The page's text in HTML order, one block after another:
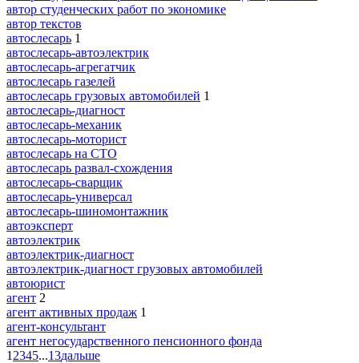
автор студенческих работ по экономике
автор текстов
автослесарь 1
автослесарь-автоэлектрик
автослесарь-агрегатчик
автослесарь газелей
автослесарь грузовых автомобилей 1
автослесарь-диагност
автослесарь-механик
автослесарь-моторист
автослесарь на СТО
автослесарь развал-схождения
автослесарь-сварщик
автослесарь-универсал
автослесарь-шиномонтажник
автоэксперт
автоэлектрик
автоэлектрик-диагност
автоэлектрик-диагност грузовых автомобилей
автоюрист
агент 2
агент активных продаж 1
агент-консультант
агент негосударственного пенсионного фонда
1 2345...13дальше